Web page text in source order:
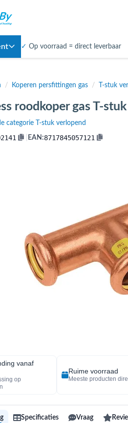
✓ Op voorraad = direct leverbaar
/ Koperen persfittingen gas / T-stuk
roodkoper gas T-
categorie T-stuk verlopend
EAN:8717845057121
vanaf
op
Ruime voorraad
Meeste producten
Specificaties Vraag